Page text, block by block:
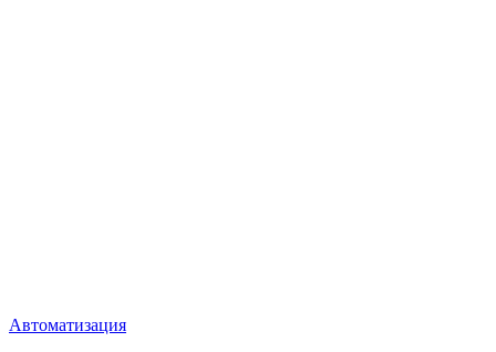
Автоматизация